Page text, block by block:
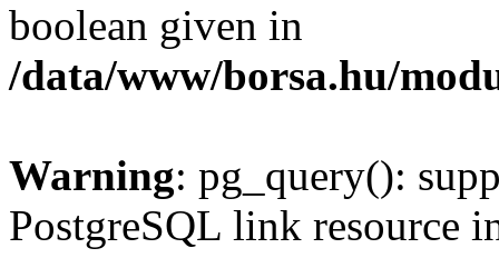
boolean given in
/data/www/borsa.hu/
Warning: pg_query():
PostgreSQL link resource